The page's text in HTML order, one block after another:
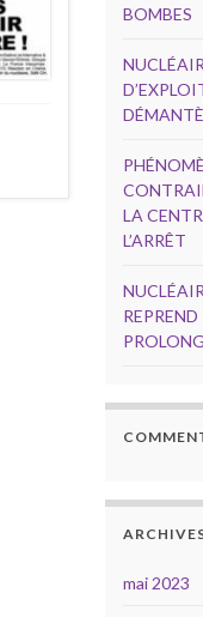
BOMBES
LA
L’ARRÊT
mai 2023